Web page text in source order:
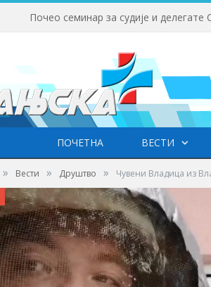
ПОЧЕТНА ВЕСТИ
» Вести » Друштво » Чувени Владица из